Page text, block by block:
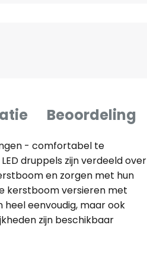
Beoordeling
- comfortabel te
druppels zijn verdeeld over
en zorgen met hun
kerstboom versieren met
heel eenvoudig, maar ook
zijn beschikbaar